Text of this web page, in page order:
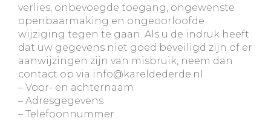
verlies, onbevoegde toegang, ongewenste
openbaarmaking en ongeoorloofde
wijziging tegen te gaan. Als u de indruk heeft
dat uw gegevens niet goed beveiligd zijn of er
aanwijzingen zijn van misbruik, neem dan
contact op via info@kareldederde.nl
– Voor- en achternaam
– Adresgegevens
– Telefoonnummer